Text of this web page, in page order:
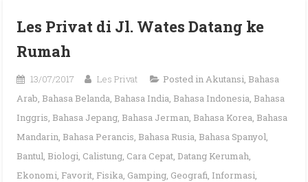
Les Privat di Jl. Wates Datang ke
Rumah
13/07/2017 Les Privat Posted inAkutansi, Bahasa
Arab, Bahasa Belanda, Bahasa India, Bahasa Indonesia, Bahasa
Inggris, Bahasa Jepang, Bahasa Jerman, Bahasa Korea, Bahasa
Mandarin, Bahasa Perancis, Bahasa Rusia, Bahasa Spanyol,
Bantul, Biologi, Calistung, Cara Cepat, Datang Kerumah,
Ekonomi, Favorit, Fisika, Gamping, Geografi, Informasi,